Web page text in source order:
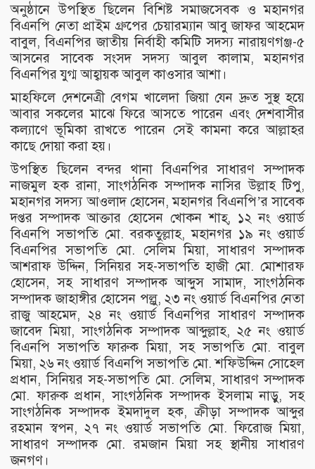
অনুষ্ঠানে উপস্থিত ছিলেন বিশিষ্ট সমাজসেবক ও মহানগর
বিএনপি নেতা প্রাইম গ্রুপের চেয়ারম্যান আবু জাফর আহমেদ
বাবুল, বিএনপির জাতীয় নির্বাহী কমিটি সদস্য নারায়ণগঞ্জ-৫
আসনের সাবেক সংসদ সদস্য আবুল কালাম, মহানগর
বিএনপির যুগ্ম আহ্বায়ক আবুল কাওসার আশা।
মাহফিলে দেশনেত্রী বেগম খালেদা জিয়া যেন দ্রুত সুস্থ হয়ে
আবার সকলের মাঝে ফিরে আসতে পারেন এবং দেশবাসীর
কল্যাণে ভূমিকা রাখতে পারেন সেই কামনা করে আল্লাহর
কাছে দোয়া করা হয়।
উপস্থিত ছিলেন বন্দর থানা বিএনপির সাধারণ সম্পাদক
নাজমুল হক রানা, সাংগঠনিক সম্পাদক নাসির উল্লাহ টিপু,
মহানগর সদস্য আওলাদ হোসেন, মহানগর বিএনপি’র সাবেক
দপ্তর সম্পাদক আক্তার হোসেন খোকন শাহ্, ১২ নং ওয়ার্ড
বিএনপি সভাপতি মো. বরকতুল্লাহ, মহানগর ১৯ নং ওয়ার্ড
বিএনপির সভাপতি মো. সেলিম মিয়া, সাধারণ সম্পাদক
আশরাফ উদ্দিন, সিনিয়র সহ-সভাপতি হাজী মো. মোশারফ
হোসেন, সহ সাধারণ সম্পাদক আব্দুস সামাদ, সাংগঠনিক
সম্পাদক জাহাঙ্গীর হোসেন পল্লু, ২৩ নং ওয়ার্ড বিএনপির নেতা
রাজু আহমেদ, ২৪ নং ওয়ার্ড বিএনপির সাধারণ সম্পাদক
জাবেদ মিয়া, সাংগঠনিক সম্পাদক আব্দুল্লাহ, ২৫ নং ওয়ার্ড
বিএনপি সভাপতি ফারুক মিয়া, সহ সভাপতি মো. বাবুল
মিয়া, ২৬ নং ওয়ার্ড বিএনপি সভাপতি মো. শফিউদ্দিন সোহেল
প্রধান, সিনিয়র সহ-সভাপতি মো. সেলিম, সাধারণ সম্পাদক
মো. ফারুক প্রধান, সাংগঠনিক সম্পাদক ইসলাম নাড়ু, সহ
সাংগঠনিক সম্পাদক ইমদাদুল হক, ক্রীড়া সম্পাদক আব্দুর
রহমান স্বপন, ২৭ নং ওয়ার্ড সভাপতি মো. ফিরোজ মিয়া,
সাধারণ সম্পাদক মো. রমজান মিয়া সহ স্থানীয় সাধারণ
জনগণ।